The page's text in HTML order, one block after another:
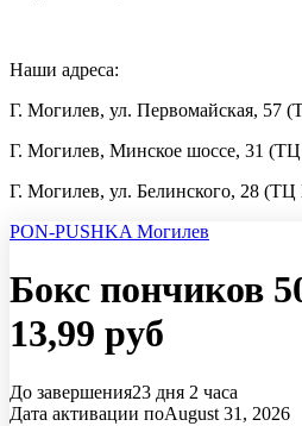
Наши адреса:
Г. Могилев, ул. Первомайская, 57
Г. Могилев, Минское шоссе, 31
Г. Могилев, ул. Белинского, 28 (ТЦ
PON-PUSHKA Могилев
Бокс пончиков
13,99 руб
До завершения23 дня 2 часа
Дата активации поAugust 31, 2026